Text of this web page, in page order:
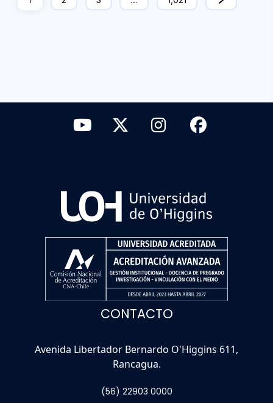
CONTACTO
Avenida Libertador Bernardo O'Higgins 611,
Rancagua.
(56) 22903 0000